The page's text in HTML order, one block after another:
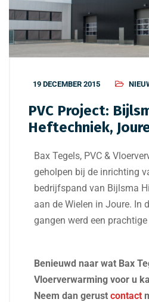
19 DECEMBER 2015
PVC Project:
Heftechniek,
Bax Tegels, PVC &
geholpen bij de inrichting
bedrijfspand van Bijlsma
aan de Wielen in Joure. In
gangen werd een prachtige
Benieuwd naar wat Bax
Vloerverwarming voor u
Neem dan gerust contact